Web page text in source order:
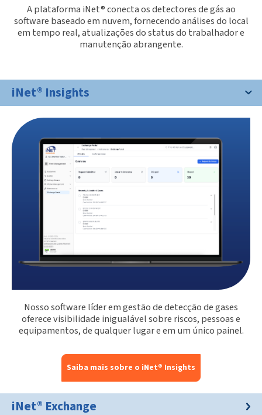
A plataforma iNet® conecta os detectores de gás ao
software baseado em nuvem, fornecendo análises do local
em tempo real, atualizações do status do trabalhador e
manutenção abrangente.
iNet® Insights
Nosso software líder em gestão de detecção de gases
oferece visibilidade inigualável sobre riscos, pessoas e
equipamentos, de qualquer lugar e em um único painel.
Saiba mais sobre o iNet® Insights
iNet® Exchange